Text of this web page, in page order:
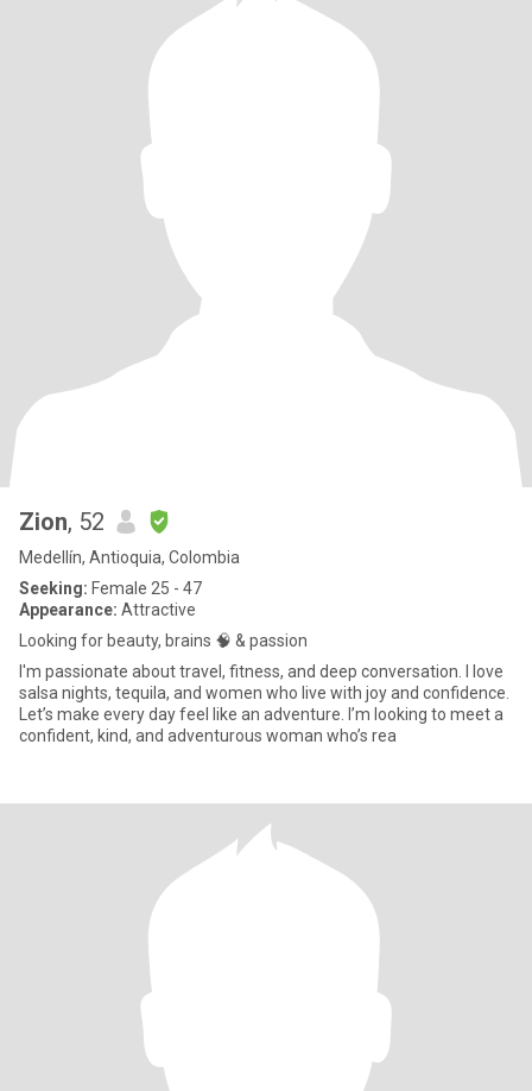
Zion, 52
Medellín, Antioquia, Colombia
Seeking: Female 25 - 47
Appearance: Attractive
Looking for beauty, brains 🧠 & passion
I'm passionate about travel, fitness, and deep conversation. I love
salsa nights, tequila, and women who live with joy and confidence.
Let’s make every day feel like an adventure. I’m looking to meet a
confident, kind, and adventurous woman who’s rea